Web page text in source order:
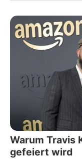
Warum Travis
gefeiert wird